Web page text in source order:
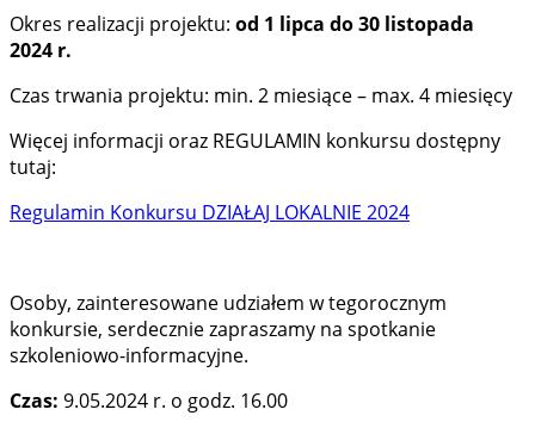
Okres realizacji projektu: od 1 lipca do 30 listopada
2024 r.
Czas trwania projektu: min. 2 miesiące – max. 4 miesięcy
Więcej informacji oraz REGULAMIN konkursu dostępny
tutaj:
Regulamin Konkursu DZIAŁAJ LOKALNIE 2024
Osoby, zainteresowane udziałem w tegorocznym
konkursie, serdecznie zapraszamy na spotkanie
szkoleniowo-informacyjne.
Czas: 9.05.2024 r. o godz. 16.00